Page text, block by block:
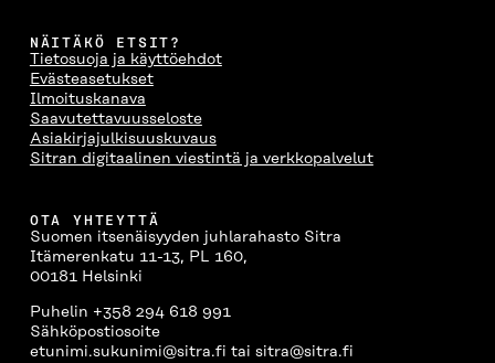
NÄITÄKÖ ETSIT?
Tietosuoja ja käyttöehdot
Evästeasetukset
Ilmoituskanava
Saavutettavuusseloste
Asiakirjajulkisuuskuvaus
Sitran digitaalinen viestintä ja verkkopalvelut
OTA YHTEYTTÄ
Suomen itsenäisyyden juhlarahasto Sitra
Itämerenkatu 11-13, PL 160,
00181 Helsinki
Puhelin +358 294 618 991
Sähköpostiosoite
etunimi.sukunimi@sitra.fi tai sitra@sitra.fi